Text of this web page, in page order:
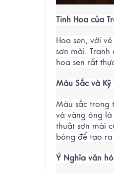
Tinh Hoa của
Hoa sen, với
sơn mài.
hoa sen rất
Màu Sắc và
Màu sắc trong
và vàng óng là
thuật sơn mài
bóng để tạo ra
Ý Nghĩa văn